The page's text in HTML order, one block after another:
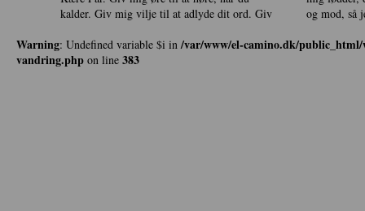
kalder. Giv mig vilje til at adlyde dit ord. Giv
og mod, så
Warning: Undefined variable $i in/var/www/el-camino.dk/public_html/
vandring.phpon line 383